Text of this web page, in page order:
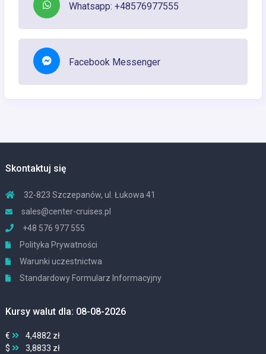
Whatsapp: +48576977555
Facebook Messenger
Skontaktuj się
32-823 Szczepanów, ul. Łukowa 41
sales@center-cruises.pl
+48 576 977 555
Polityka Prywatności
Warunki uczestnictwa
Standardowy Formularz Informacyjny
Kursy walut dla: 08-08-2026
€
4,4882 zł
$
3,8833 zł